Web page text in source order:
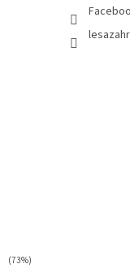
(73%)